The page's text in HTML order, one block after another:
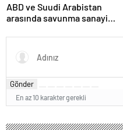
ABD ve Suudi Arabistan
arasında savunma sanayi
Gönder
En az 10 karakter gerekli